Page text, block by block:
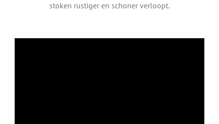
stoken rustiger en schoner verloopt.